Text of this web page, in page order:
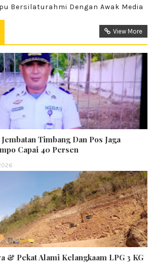
Bersilaturahmi Dengan Awak Media
View More
Timbang Dan Pos Jaga
Capai 40 Persen
& Pekat Alami Kelangkaam LPG 3 KG